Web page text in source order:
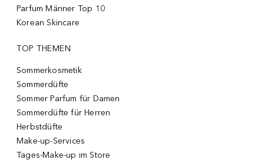
Parfum Männer Top 10
Korean Skincare
TOP THEMEN
Sommerkosmetik
Sommerdüfte
Sommer Parfum für Damen
Sommerdüfte für Herren
Herbstdüfte
Make-up-Services
Tages-Make-up im Store